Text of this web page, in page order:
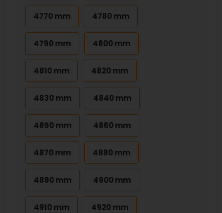
4770 mm 4780 mm
4790 mm 4800 mm
4810 mm 4820 mm
4830 mm 4840 mm
4850 mm 4860 mm
4870 mm 4880 mm
4890 mm 4900 mm
4910 mm 4920 mm